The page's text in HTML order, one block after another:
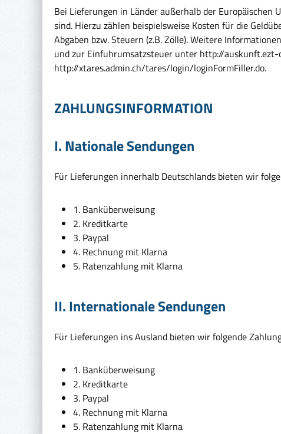
Bei Lieferungen in Länder außerhalb der
sind. Hierzu zählen beispielsweise Kosten für die
Abgaben bzw. Steuern (z.B. Zölle). Weitere
und zur Einfuhrumsatzsteuer unter http://
http://xtares.admin.ch/tares/login/loginFormFiller.do.
ZAHLUNGSINFORMATION
I. Nationale Sendungen
Für Lieferungen innerhalb Deutschlands bieten wir
1. Banküberweisung
2. Kreditkarte
3. Paypal
4. Rechnung mit Klarna
5. Ratenzahlung mit Klarna
II. Internationale Sendungen
Für Lieferungen ins Ausland bieten wir folgende
1. Banküberweisung
2. Kreditkarte
3. Paypal
4. Rechnung mit Klarna
5. Ratenzahlung mit Klarna